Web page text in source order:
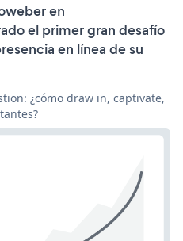
en
el primer gran desafío
en línea de su
¿cómo draw in, captivate,